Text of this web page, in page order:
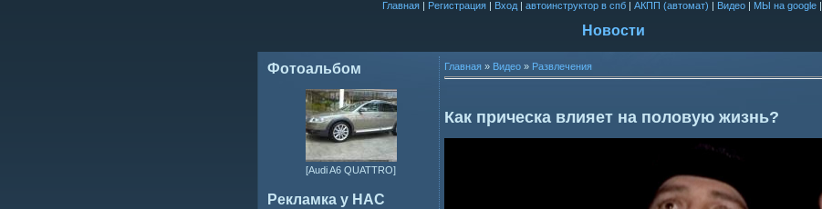
Главная| Регистрация| Вход| автоинструктор в спб| АКПП (автомат) | Видео| МЫ на google|
Новости
Фотоальбом
[Audi A6 QUATTRO]
Рекламка у НАС
Главная » Видео » Развлечения
Как прическа влияет на половую жизнь?